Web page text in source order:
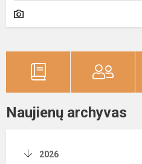
Naujienų archyvas
2026